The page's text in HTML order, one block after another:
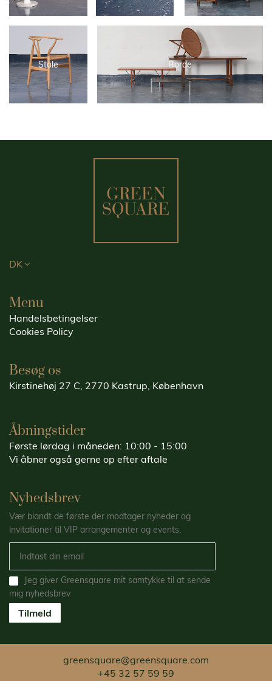
Stole Borde
DK
Menu
Handelsbetingelser
Cookies Policy
Besøg os
Kirstinehøj 27 C, 2770 Kastrup, København
Åbningstider
Første lørdag i måneden: 10:00 - 15:00
Vi åbner også gerne op efter aftale
Nyhedsbrev
Vær blandt de første der modtager nyheder og
invitationer til VIP arrangementer og events.
Jeg giver Greensquare mit samtykke til at sende
mig nyhedsbrev
Tilmeld
greensquare@greensquare.com
+45 32 57 59 59